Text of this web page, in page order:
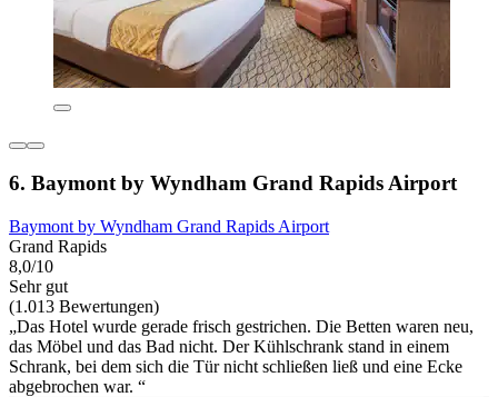
6. Baymont by Wyndham Grand Rapids Airport
Baymont by Wyndham Grand Rapids Airport
Grand Rapids
8,0/10
Sehr gut
(1.013 Bewertungen)
„Das Hotel wurde gerade frisch gestrichen. Die Betten waren neu,
das Möbel und das Bad nicht. Der Kühlschrank stand in einem
Schrank, bei dem sich die Tür nicht schließen ließ und eine Ecke
abgebrochen war. “